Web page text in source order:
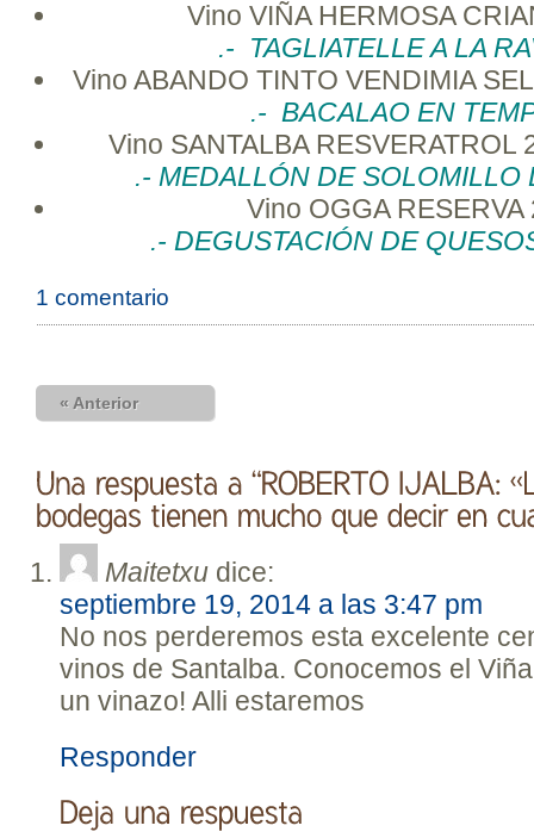
Vino VIÑA HERMOSA
.- TAGLIATELLE A LA
Vino ABANDO TINTO VENDIMIA
.- BACALAO EN
Vino SANTALBA RESVERATROL
.- MEDALLÓN DE SOLOMILLO
Vino OGGA RESERVA
.- DEGUSTACIÓN DE
1 comentario
« Anterior
Maitetxu dice:
septiembre 19, 2014 a las 3:47 pm
No nos perderemos esta excelente
vinos de Santalba. Conocemos el
un vinazo! Alli estaremos
Responder